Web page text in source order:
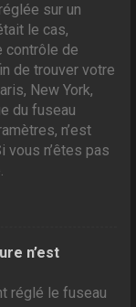
sur un
le cas,
contrôle de
de trouver votre
New York,
du fuseau
n’est
vous n’êtes pas
n’est
réglé le fuseau